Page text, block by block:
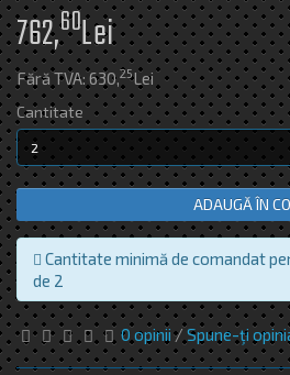
762,60Lei
Fără TVA: 630,25Lei
Cantitate
ADAUGĂ ÎN
Cantitate minimă de comandat
de 2
0 opinii/ Spune-ţi